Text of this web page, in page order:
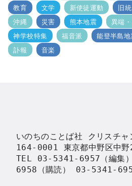
教育
文学 新使徒運動 旧
沖縄
災害 熊本地震 異端
神学校特集
福音派 能登半島地
訃報
音楽
いのちのことば社 クリスチャ
164-0001 東京都中野区中
TEL 03-5341-6957（編集
6958（購読） 03-5341-